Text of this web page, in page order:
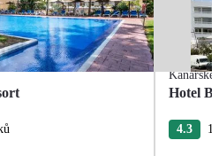
Kanárské
Hotel
4.3